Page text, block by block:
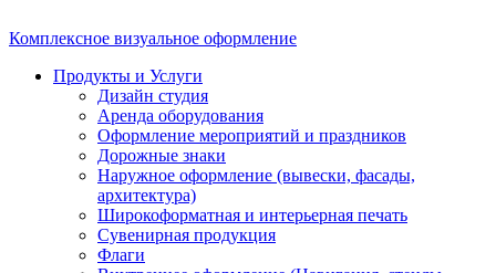
Комплексное визуальное оформление
Продукты и Услуги
Дизайн студия
Аренда оборудования
Оформление мероприятий и праздников
Дорожные знаки
Наружное оформление (вывески, фасады,
архитектура)
Широкоформатная и интерьерная печать
Сувенирная продукция
Флаги